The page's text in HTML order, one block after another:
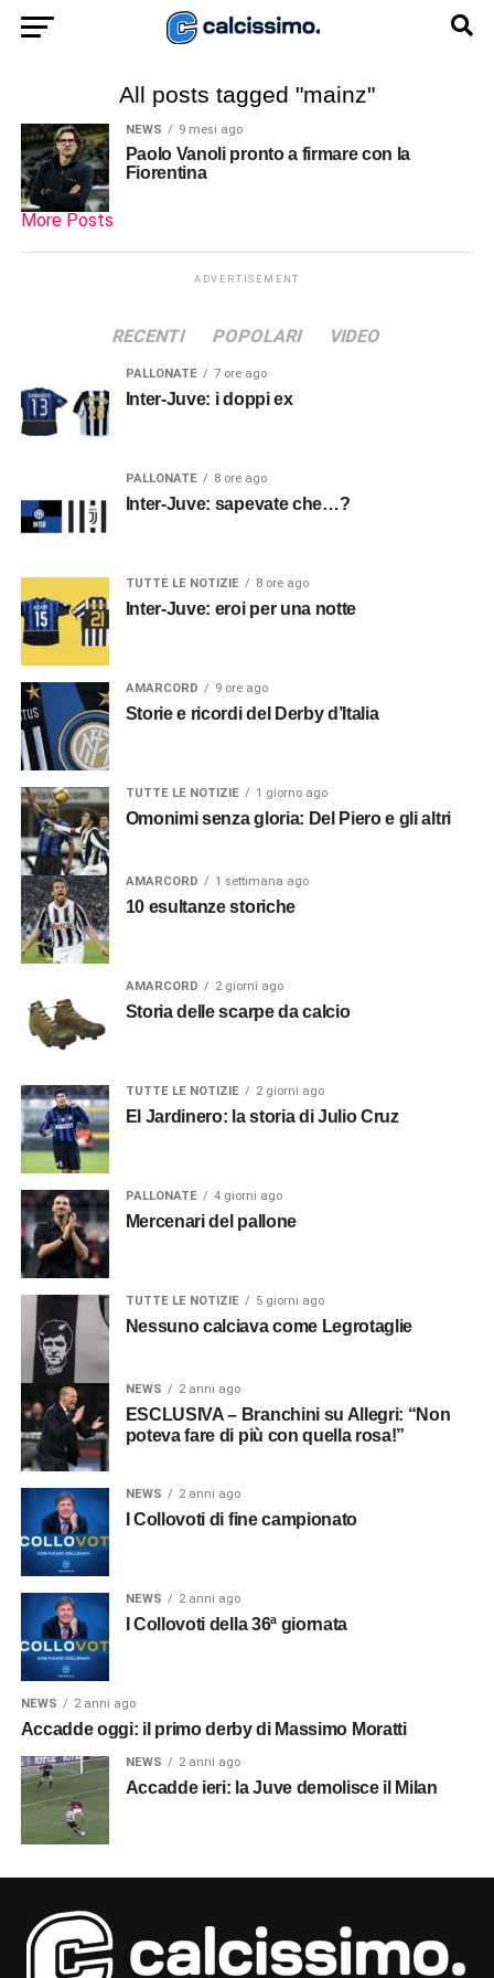
All posts tagged "mainz"
NEWS 9 mesi ago
Paolo Vanoli pronto a firmare con la
Fiorentina
More Posts
ADVERTISEMENT
RECENTI POPOLARI VIDEO
PALLONATE 7 ore ago
Inter-Juve: i doppi ex
PALLONATE 8 ore ago
Inter-Juve: sapevate che…?
TUTTE LE NOTIZIE 8 ore ago
Inter-Juve: eroi per una notte
AMARCORD 9 ore ago
Storie e ricordi del Derby d’Italia
TUTTE LE NOTIZIE 1 giorno ago
Omonimi senza gloria: Del Piero e gli altri
AMARCORD 1 settimana ago
10 esultanze storiche
AMARCORD 2 giorni ago
Storia delle scarpe da calcio
TUTTE LE NOTIZIE 2 giorni ago
El Jardinero: la storia di Julio Cruz
PALLONATE 4 giorni ago
Mercenari del pallone
TUTTE LE NOTIZIE 5 giorni ago
Nessuno calciava come Legrotaglie
NEWS 2 anni ago
ESCLUSIVA – Branchini su Allegri: “Non
poteva fare di più con quella rosa!”
NEWS 2 anni ago
I Collovoti di fine campionato
NEWS 2 anni ago
I Collovoti della 36ª giornata
NEWS 2 anni ago
Accadde oggi: il primo derby di Massimo Moratti
NEWS 2 anni ago
Accadde ieri: la Juve demolisce il Milan